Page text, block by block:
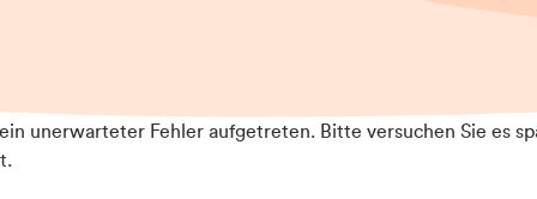
ein unerwarteter Fehler aufgetreten. Bitte versuchen Sie es